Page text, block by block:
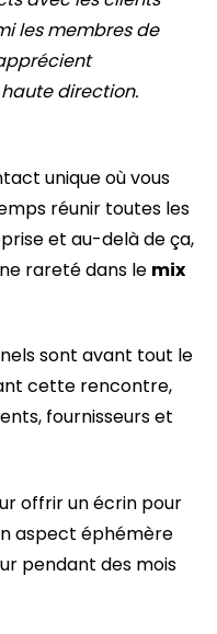
les membres de
direction.
unique où vous
réunir toutes les
et au-delà de ça,
rareté dans le mix
sont avant tout le
cette rencontre,
fournisseurs et
offrir un écrin pour
aspect éphémère
pendant des mois